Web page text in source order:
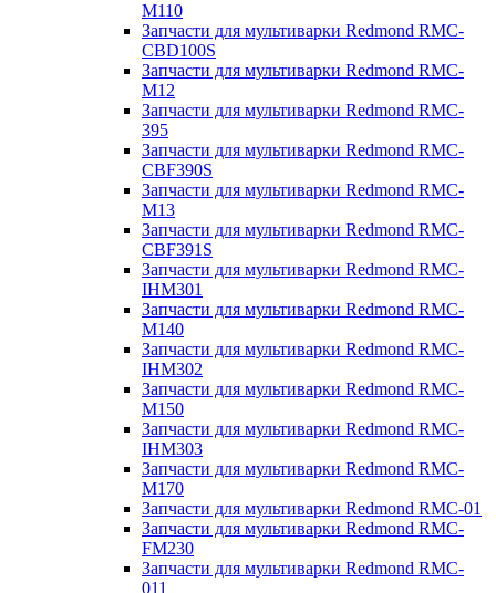
M110
Запчасти для мультиварки Redmond RMC-
CBD100S
Запчасти для мультиварки Redmond RMC-
M12
Запчасти для мультиварки Redmond RMC-
395
Запчасти для мультиварки Redmond RMC-
CBF390S
Запчасти для мультиварки Redmond RMC-
M13
Запчасти для мультиварки Redmond RMC-
CBF391S
Запчасти для мультиварки Redmond RMC-
IHM301
Запчасти для мультиварки Redmond RMC-
M140
Запчасти для мультиварки Redmond RMC-
IHM302
Запчасти для мультиварки Redmond RMC-
M150
Запчасти для мультиварки Redmond RMC-
IHM303
Запчасти для мультиварки Redmond RMC-
M170
Запчасти для мультиварки Redmond RMC-01
Запчасти для мультиварки Redmond RMC-
FM230
Запчасти для мультиварки Redmond RMC-
011